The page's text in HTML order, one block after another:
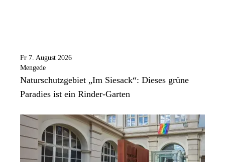
Fr 7. August 2026
Mengede
Naturschutzgebiet „Im Siesack“: Dieses grüne
Paradies ist ein Rinder-Garten